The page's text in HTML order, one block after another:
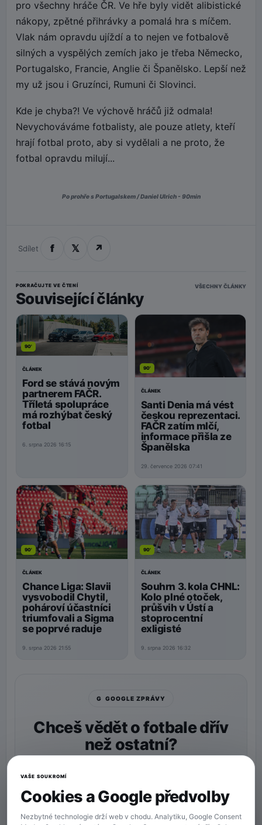
pro všechny hráče ČR. Ve hře byly vidět alibistické
nákopy, zpětné přihrávky a pomalá hra s míčem.
Vlak nám opravdu ujíždí a to nejen ve fotbalově
silných a vyspělých zemích jako je třeba Německo,
Portugalsko, Francie, Anglie či Španělsko. Lepší než
my už jsou i Gruzínci, Rumuni či Slovinci.
Kde je chyba?! Ve výchově hráčů již odmala!
Nevychováváme fotbalisty, ale pouze atlety, kteří
hrají fotbal proto, aby si vydělali a ne proto, že
fotbal opravdu milují...
Po prohře s Portugalskem / Daniel Ulrich - 90min
Sdílet f 𝕏 ↗
POKRAČUJTE VE ČTENÍ
Související články
VŠECHNY ČLÁNKY
90'
ČLÁNEK
Ford se stává novým
partnerem FAČR.
Tříletá spolupráce
má rozhýbat český
fotbal
6. srpna 2026 16:15
90'
ČLÁNEK
Santi Denia má vést
českou reprezentaci.
FAČR zatím mlčí,
informace přišla ze
Španělska
29. července 2026 07:41
90'
ČLÁNEK
Chance Liga: Slavii
vysvobodil Chytil,
pohároví účastníci
triumfovali a Sigma
se poprvé raduje
9. srpna 2026 21:55
90'
ČLÁNEK
Souhrn 3. kola CHNL:
Kolo plné otoček,
průšvih v Ústí a
stoprocentní
exligisté
9. srpna 2026 16:32
G GOOGLE ZPRÁVY
Chceš vědět o fotbale dřív
než ostatní?
Více zpráv na Googlu
VAŠE SOUKROMÍ
Cookies a Google předvolby
Nezbytné technologie drží web v chodu. Analytiku, Google Consent